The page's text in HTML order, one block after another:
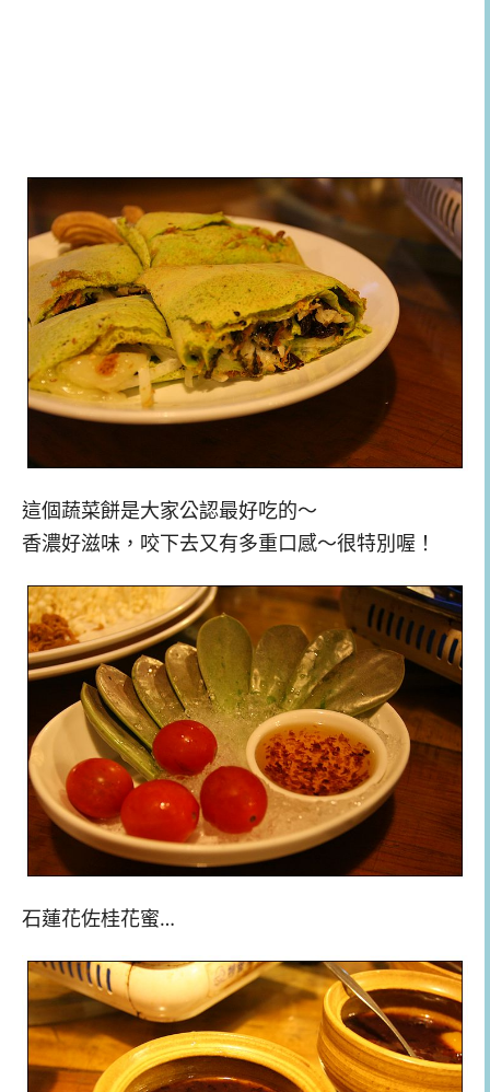
這個蔬菜餅是大家公認最好吃的～
香濃好滋味，咬下去又有多重口感～很特別喔！
石蓮花佐桂花蜜…